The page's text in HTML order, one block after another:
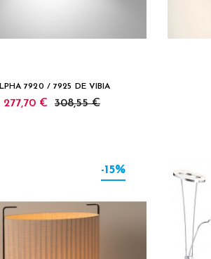
7920 / 7925 DE VIBIA
277,70 € 308,55 €
-15%